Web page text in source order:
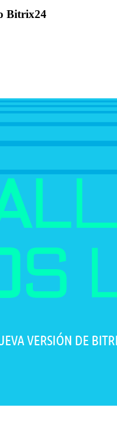
Bitrix24